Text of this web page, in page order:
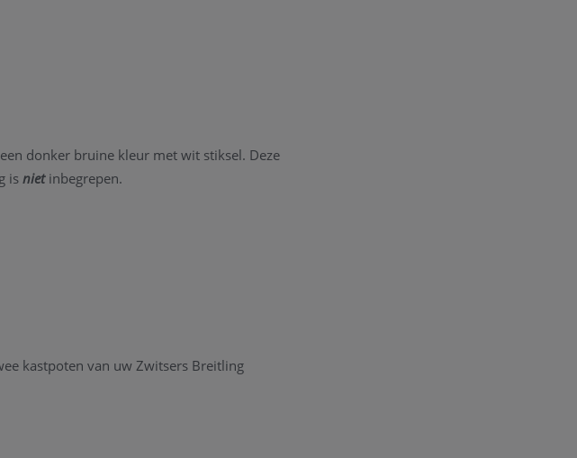
donker bruine kleur met wit stiksel. Deze
is niet inbegrepen.
kastpoten van uw Zwitsers Breitling